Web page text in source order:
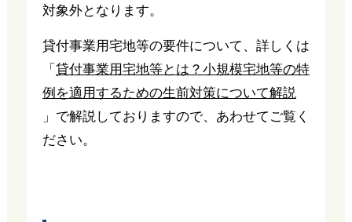
対象外となります。
貸付事業用宅地等の要件について、詳しくは
「 貸付事業用宅地等とは？小規模宅地等の特
例を適用するための生前対策について解説
」で解説しておりますので、あわせてご覧く
ださい。